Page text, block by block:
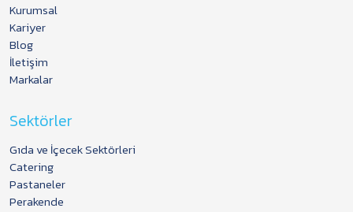
Kurumsal
Kariyer
Blog
İletişim
Markalar
Sektörler
Gıda ve İçecek Sektörleri
Catering
Pastaneler
Perakende